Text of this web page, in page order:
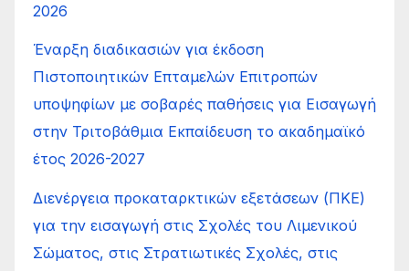
2026
Έναρξη διαδικασιών για έκδοση
Πιστοποιητικών Επταμελών Επιτροπών
υποψηφίων με σοβαρές παθήσεις για Εισαγωγή
στην Τριτοβάθμια Εκπαίδευση το ακαδημαϊκό
έτος 2026-2027
Διενέργεια προκαταρκτικών εξετάσεων (ΠΚΕ)
για την εισαγωγή στις Σχολές του Λιμενικού
Σώματος, στις Στρατιωτικές Σχολές, στις